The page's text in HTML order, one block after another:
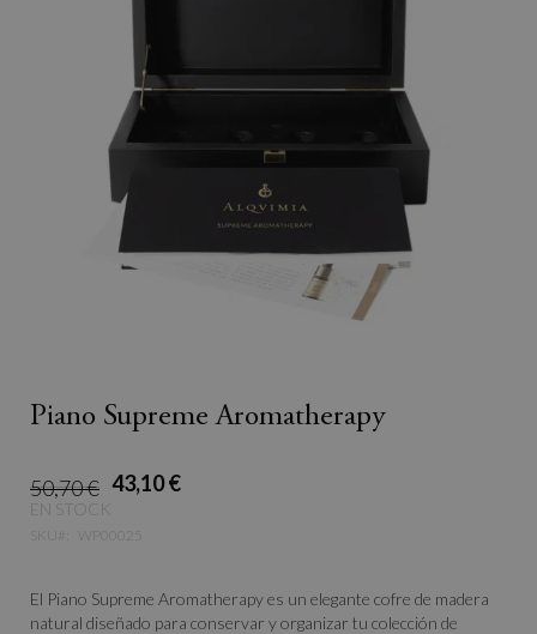
Piano Supreme Aromatherapy
43,10 €
50,70 €
EN STOCK
WP00025
El Piano Supreme Aromatherapy es un elegante cofre de madera
natural diseñado para conservar y organizar tu colección de